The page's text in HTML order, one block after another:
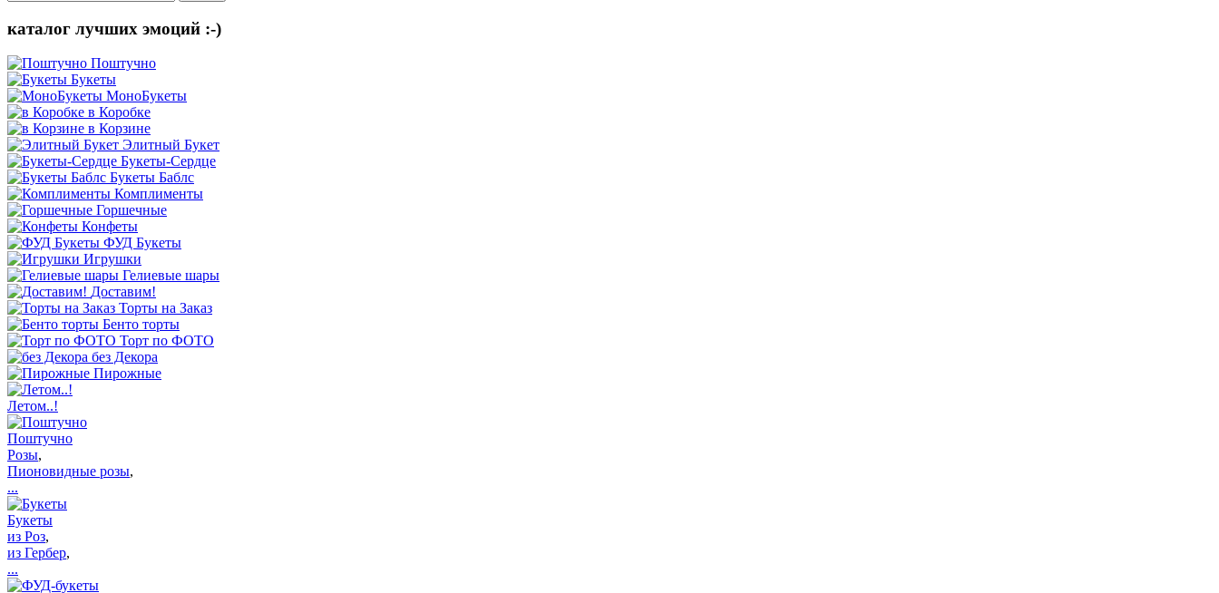
каталог лучших эмоций :-)
Поштучно
Букеты
МоноБукеты
в Коробке
в Корзине
Элитный Букет
Букеты-Сердце
Букеты Баблс
Комплименты
Горшечные
Конфеты
ФУД Букеты
Игрушки
Гелиевые шары
Доставим!
Торты на Заказ
Бенто торты
Торт по ФОТО
без Декора
Пирожные
Летом..!
Поштучно
Розы,
Пионовидные розы,
...
Букеты
из Роз,
из Гербер,
...